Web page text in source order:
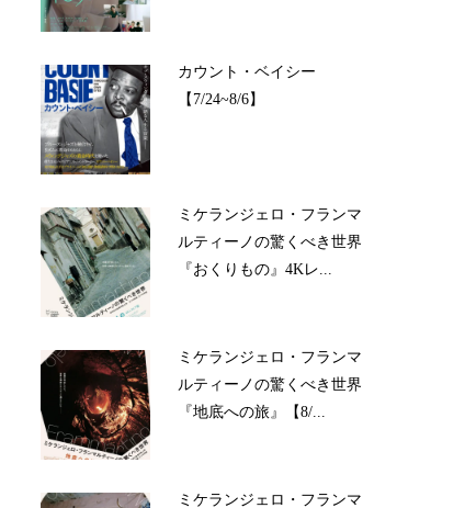
カウント・ベイシー
【7/24~8/6】
ミケランジェロ・フランマ
ルティーノの驚くべき世界
『おくりもの』4Kレ...
ミケランジェロ・フランマ
ルティーノの驚くべき世界
『地底への旅』【8/...
ミケランジェロ・フランマ